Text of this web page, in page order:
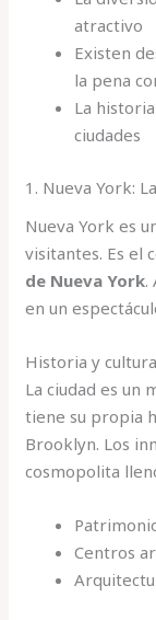
atractivo
Existen
la pena
La
ciudades
1. Nueva York:
Nueva York es
visitantes. Es el
de Nueva York.
en un
Historia y
La ciudad es un
tiene su propia
Brooklyn. Los
cosmopolita
Centros